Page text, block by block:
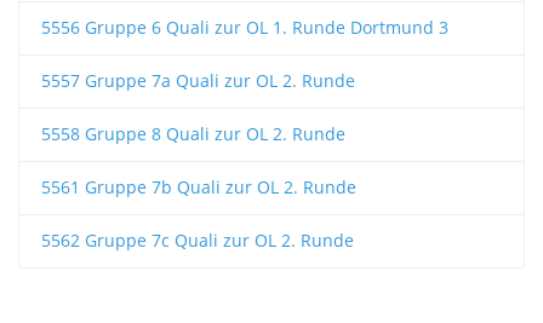
5556 Gruppe 6 Quali zur OL 1. Runde Dortmund 3
5557 Gruppe 7a Quali zur OL 2. Runde
5558 Gruppe 8 Quali zur OL 2. Runde
5561 Gruppe 7b Quali zur OL 2. Runde
5562 Gruppe 7c Quali zur OL 2. Runde